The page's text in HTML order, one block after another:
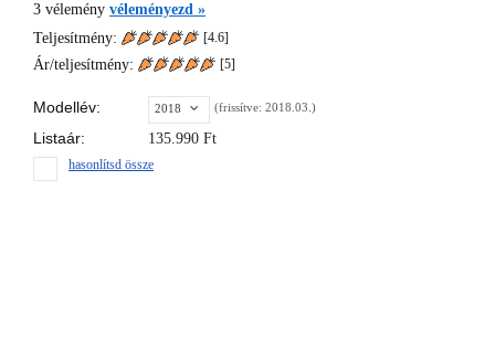
3 vélemény véleményezd »
Teljesítmény:
[4.6]
Ár/teljesítmény: [5]
Modellév: 2018 (frissítve: 2018.03.)
Listaár: 135.990 Ft
hasonlítsd össze